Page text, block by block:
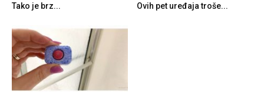
Tako je brz...
Ovih pet uređaja troše...